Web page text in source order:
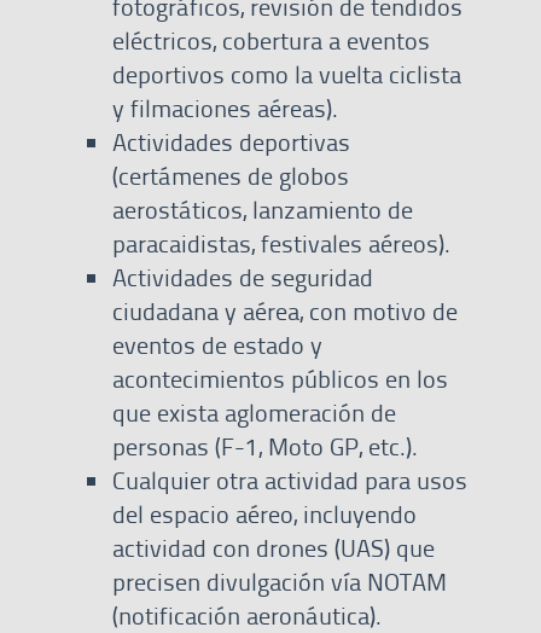
eléctricos, cobertura a eventos
deportivos como la vuelta ciclista
y filmaciones aéreas).
Actividades deportivas
(certámenes de globos
aerostáticos, lanzamiento de
paracaidistas, festivales aéreos).
Actividades de seguridad
ciudadana y aérea, con motivo de
eventos de estado y
acontecimientos públicos en los
que exista aglomeración de
personas (F-1, Moto GP, etc.).
Cualquier otra actividad para usos
del espacio aéreo, incluyendo
actividad con drones (UAS) que
precisen divulgación vía NOTAM
(notificación aeronáutica).